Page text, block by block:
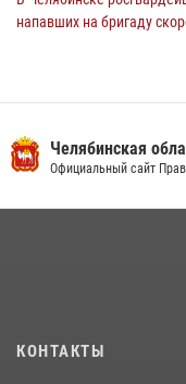
напавших на бригаду
13 июля 2026, 03:02 5
Челябинская
Официальный сайт
КОНТАКТЫ